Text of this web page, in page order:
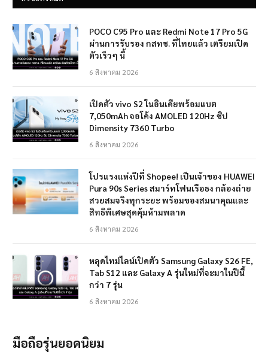
POCO C95 Pro และ Redmi Note 17 Pro 5G
ผ่านการรับรอง กสทช. ที่ไทยแล้ว เตรียมเปิด
ตัวเร็วๆ นี้
6 สิงหาคม 2026
เปิดตัว vivo S2 ในอินเดียพร้อมแบต
7,050mAh จอโค้ง AMOLED 120Hz ชิป
Dimensity 7360 Turbo
6 สิงหาคม 2026
โปรแรงแห่งปีที่ Shopee! เป็นเจ้าของ HUAWEI
Pura 90s Series สมาร์ทโฟนเรือธง กล้องถ่าย
สวยสมจริงทุกระยะ พร้อมของสมนาคุณและ
สิทธิพิเศษสุดคุ้มห้ามพลาด
6 สิงหาคม 2026
หลุดไทม์ไลน์เปิดตัว Samsung Galaxy S26 FE,
Tab S12 และ Galaxy A รุ่นใหม่ที่จะมาในปีนี้
กว่า 7 รุ่น
6 สิงหาคม 2026
มือถือรุ่นยอดนิยม